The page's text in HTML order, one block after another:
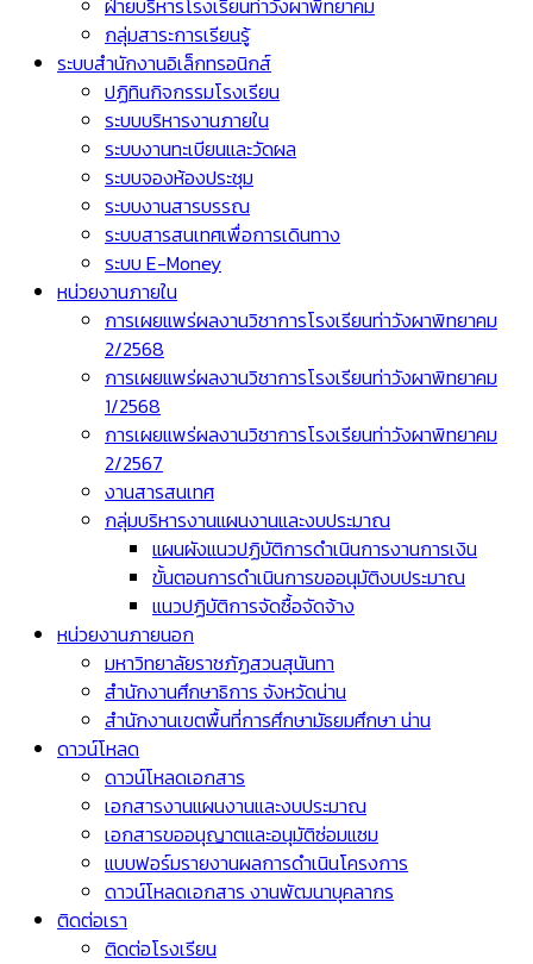
ฝ่ายบริหารโรงเรียนท่าวังผาพิทยาคม
กลุ่มสาระการเรียนรู้
ระบบสำนักงานอิเล็กทรอนิกส์
ปฏิทินกิจกรรมโรงเรียน
ระบบบริหารงานภายใน
ระบบงานทะเบียนและวัดผล
ระบบจองห้องประชุม
ระบบงานสารบรรณ
ระบบสารสนเทศเพื่อการเดินทาง
ระบบ E-Money
หน่วยงานภายใน
การเผยแพร่ผลงานวิชาการโรงเรียนท่าวังผาพิทยาคม
2/2568
การเผยแพร่ผลงานวิชาการโรงเรียนท่าวังผาพิทยาคม
1/2568
การเผยแพร่ผลงานวิชาการโรงเรียนท่าวังผาพิทยาคม
2/2567
งานสารสนเทศ
กลุ่มบริหารงานแผนงานและงบประมาณ
แผนผังแนวปฏิบัติการดำเนินการงานการเงิน
ขั้นตอนการดำเนินการขออนุมัติงบประมาณ
แนวปฏิบัติการจัดซื้อจัดจ้าง
หน่วยงานภายนอก
มหาวิทยาลัยราชภัฏสวนสุนันทา
สำนักงานศึกษาธิการ จังหวัดน่าน
สำนักงานเขตพื้นที่การศึกษามัธยมศึกษา น่าน
ดาวน์โหลด
ดาวน์โหลดเอกสาร
เอกสารงานแผนงานและงบประมาณ
เอกสารขออนุญาตและอนุมัติซ่อมแซม
แบบฟอร์มรายงานผลการดำเนินโครงการ
ดาวน์โหลดเอกสาร งานพัฒนาบุคลากร
ติดต่อเรา
ติดต่อโรงเรียน